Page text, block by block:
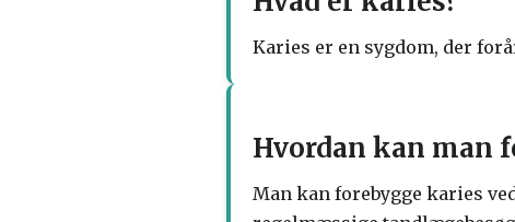
Karies er en sygdom, der
Hvordan kan man
Man kan forebygge karies